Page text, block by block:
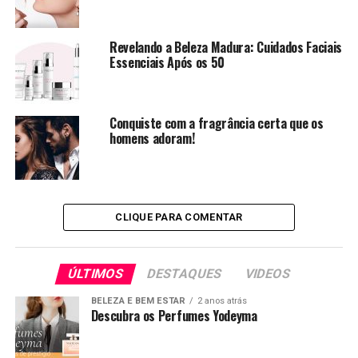
sorrisos inexplicáveis, pequenas brincadeiras tão simples
como atirar farinha aos seus ajudantes mas que
despertam sentimentos de verdadeira ternura e
brincadeira.
Este ano, a maisperfumes reuniu 3 receitas típicas desta
época festiva para o/a ajudar na preparação da sua ceia.
Como costumamos dizer… a maisperfumes está sempre
presente para si em qualquer altura da sua vida.
Revelando a Beleza Madura: Cuidados Faciais
Essenciais Após os 50
Conquiste com a fragrância certa que os
homens adoram!
CLIQUE PARA COMENTAR
ÚLTIMOS DESTAQUES VIDEOS
BELEZA E BEM ESTAR 2 anos atrás
Descubra os Perfumes Yodeyma